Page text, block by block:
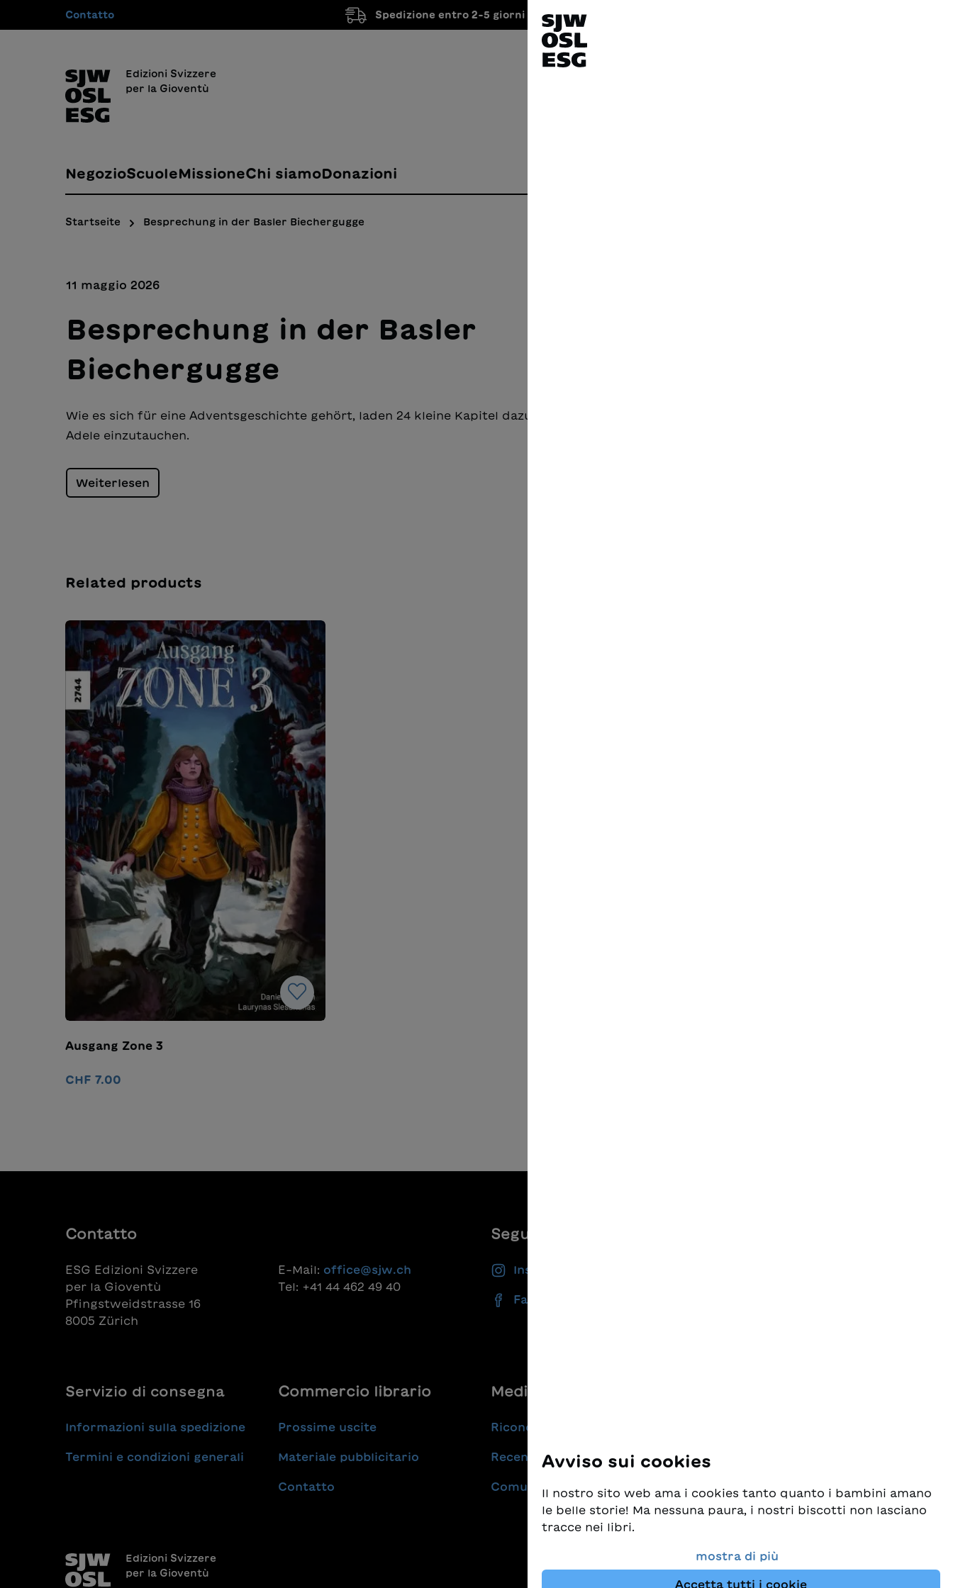
Passa alla navigazione principale
Contatto Spedizione entro 2-5 giorni lavorativi
Edizioni Svizzere
per la Gioventù
NegozioScuoleMissioneChi siamoDonazioni
Startseite Besprechung in der Basler Biechergugge
11 maggio 2026
Besprechung in der Basler
Biechergugge
Wie es sich für eine Adventsgeschichte gehört, laden 24 kleine Kapitel dazu ein, in die Welt von
Adele einzutauchen.
Weiterlesen
Salta la galleria dei prodotti
Related products
Ausgang Zone 3
CHF 7.00
Contatto
ESG Edizioni Svizzere
per la Gioventù
Pfingstweidstrasse 16
8005 Zürich
E-Mail: office@sjw.ch
Tel: +41 44 462 49 40
Seguiteci
Instagram
Facebook
Servizio di consegna
Informazioni sulla spedizione
Termini e condizioni generali
Commercio librario
Prossime uscite
Materiale pubblicitario
Contatto
Medie
Riconoscimenti
Recensioni
Comunicati stampa
Edizioni Svizzere
per la Gioventù
Avviso sui cookies
Il nostro sito web ama i cookies tanto quanto i bambini amano
le belle storie! Ma nessuna paura, i nostri biscotti non lasciano
tracce nei libri.
Prendiamo molto seriamente la protezione dei vostri dati e al
tempo stesso desideriamo che possiate sempre trovare da noi
mostra di più
Accetta tutti i cookie